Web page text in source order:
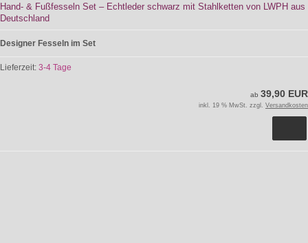
Hand- & Fußfesseln Set – Echtleder schwarz mit Stahlketten von LWPH aus
Deutschland
Designer Fesseln im Set
Lieferzeit: 3-4 Tage
ab 39,90 EUR
inkl. 19 % MwSt. zzgl. Versandkosten